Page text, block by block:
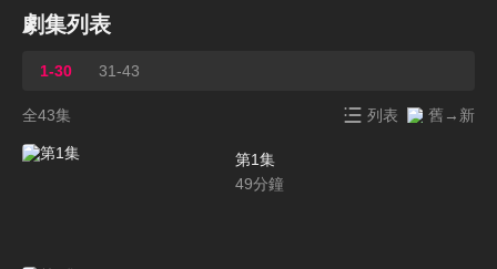
劇集列表
1-30 31-43
全43集 列表 舊→新
第1集
49分鐘